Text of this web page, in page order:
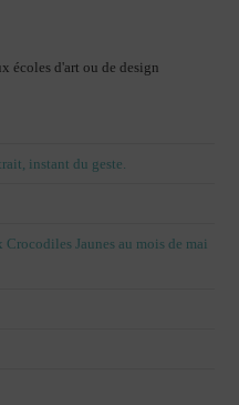
écoles d'art ou de design
instant du geste.
Jaunes au mois de mai